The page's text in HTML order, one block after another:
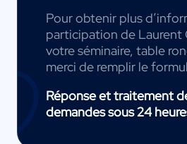
Pour obtenir plus
participation de Laurent
votre séminaire, table
merci de remplir le
Réponse et traitement
demandes sous 24